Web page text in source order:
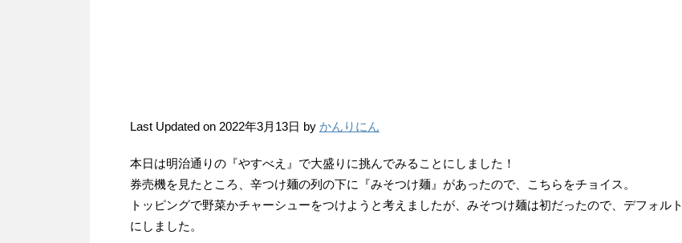
Last Updated on 2022年3月13日 by かんりにん
本日は明治通りの『やすべえ』で大盛りに挑んでみることにしました！
券売機を見たところ、辛つけ麺の列の下に『みそつけ麺』があったので、こちらをチョイス。
トッピングで野菜かチャーシューをつけようと考えましたが、みそつけ麺は初だったので、デフォルト
にしました。